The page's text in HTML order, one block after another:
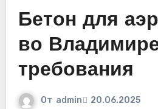
Бетон для
во
требования
От admin 20.06.2025